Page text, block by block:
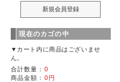
現在のカゴの中
▼カート内に商品はございませ
ん。
合計数量： 0
商品金額： 0円